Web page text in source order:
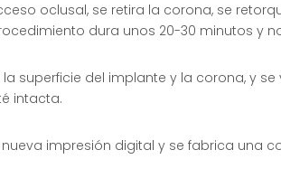
oclusal, se retira la corona, se
dura unos 20-30 minutos y
superficie del implante y la corona, y
intacta.
impresión digital y se fabrica una